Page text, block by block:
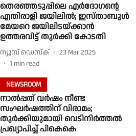
തെരഞ്ഞടുപ്പിലെ എർദോഗൻ്റെ
എതിരാളി ജയിലിൽ; ഇസ്താബുൾ
മേയറെ ജയിലിടയ്ക്കാന്‍
ഉത്തരവിട്ട് തുർക്കി കോടതി
ന്യൂസ് ഡെസ്ക്
23 Mar 2025
1 min read
NEWSROOM
നാൽപ്പത് വർഷം നീണ്ട
സംഘർഷത്തിന് വിരാമം;
തുർക്കിയുമായി വെടിനിർത്തൽ
പ്രഖ്യാപിച്ച് പികെകെ